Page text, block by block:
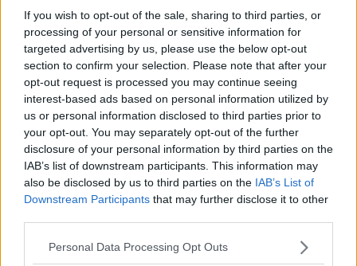
If you wish to opt-out of the sale, sharing to third parties, or
processing of your personal or sensitive information for
targeted advertising by us, please use the below opt-out
section to confirm your selection. Please note that after your
opt-out request is processed you may continue seeing
interest-based ads based on personal information utilized by
us or personal information disclosed to third parties prior to
your opt-out. You may separately opt-out of the further
disclosure of your personal information by third parties on the
IAB’s list of downstream participants. This information may
also be disclosed by us to third parties on the IAB’s List of
Downstream Participants that may further disclose it to other
Personal Data Processing Opt Outs
Il 23 aprile 2009 fu promulgata la legge n. 38 in tema di atti
persecutori. L'art. 612/bis, introdotto come articolo a sé stante
subito dopo quello di minacce, punisce chiunque, “con condotte
reiterate, minaccia o molesta taluno in modo da cagionare un
perdurante e grave stato di ansia o di paura ovvero da ingenerare
un fondato timore per l'incolumità propria o di un prossimo
congiunto o di persona al medesimo legata da relazione affettiva
ovvero da costringere lo stesso ad alterare le proprie abitudini di
vita”.
Finalmente il " chiunque" diventava il coniuge ancorché legalmente
separato o divorziato oppure il fidanzato/a, compagno e comunque
legato/a da relazione affettiva alla persona offesa. Di conseguenza
serviva una misura cautelare che era introdotta dalle aggiunte ter e
avvicinamento ai luoghi frequentati dalla persona offesa e